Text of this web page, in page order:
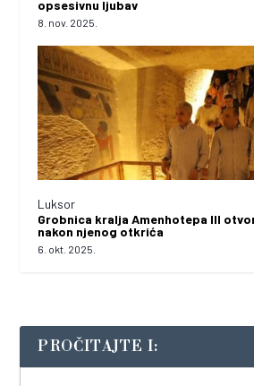
opsesivnu ljubav
8. nov. 2025.
Luksor
Grobnica kralja Amenhotepa III
nakon njenog otkrića
6. okt. 2025.
PROČITAJTE I: